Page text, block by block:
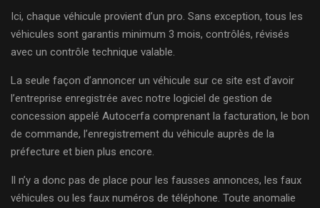
Ici, chaque véhicule provient d’un pro. Sans exception, tous les
véhicules sont garantis minimum 3 mois, contrôlés, révisés
avec un contrôle technique valable.
La seule façon d’annoncer un véhicule sur ce site est d’avoir
l’entreprise enregistrée avec notre logiciel de gestion de
concession appelé Autocerfa comprenant la facturation, le bon
de commande, l’enregistrement du véhicule auprès de la
préfecture et bien plus encore.
Il n’y a donc pas de place pour les fausses annonces, les faux
véhicules ou les faux numéros de téléphone. Toute anomalie